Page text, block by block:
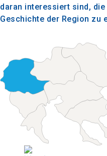
daran interessiert sind,
Geschichte der Region zu